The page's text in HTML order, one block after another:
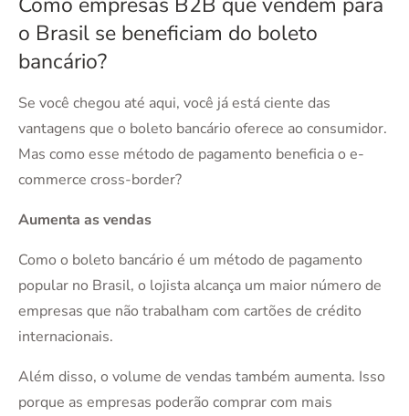
o Brasil se beneficiam do boleto
bancário?
Se você chegou até aqui, você já está ciente das
vantagens que o boleto bancário oferece ao consumidor.
Mas como esse método de pagamento beneficia o e-
commerce cross-border?
Aumenta as vendas
Como o boleto bancário é um método de pagamento
popular no Brasil, o lojista alcança um maior número de
empresas que não trabalham com cartões de crédito
internacionais.
Além disso, o volume de vendas também aumenta. Isso
porque as empresas poderão comprar com mais